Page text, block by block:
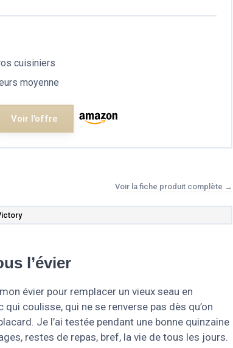
cuisiniers
moyenne
Voir l'offre
Voir la fiche produit complète →
l’évier
évier pour remplacer un vieux seau en
qui coulisse, qui ne se renverse pas dès qu’on
Je l’ai testée pendant une bonne quinzaine
restes de repas, bref, la vie de tous les jours.